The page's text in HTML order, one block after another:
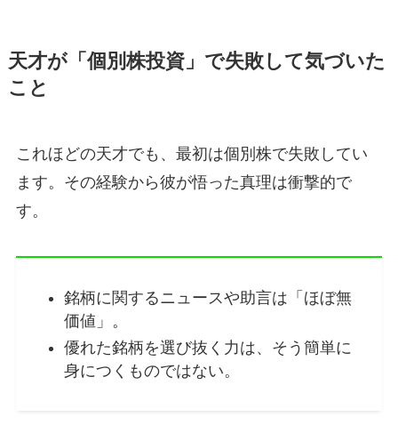
天才が「個別株投資」で失敗して気づいた
こと
これほどの天才でも、最初は個別株で失敗してい
ます。その経験から彼が悟った真理は衝撃的で
す。
銘柄に関するニュースや助言は「ほぼ無
価値」。
優れた銘柄を選び抜く力は、そう簡単に
身につくものではない。